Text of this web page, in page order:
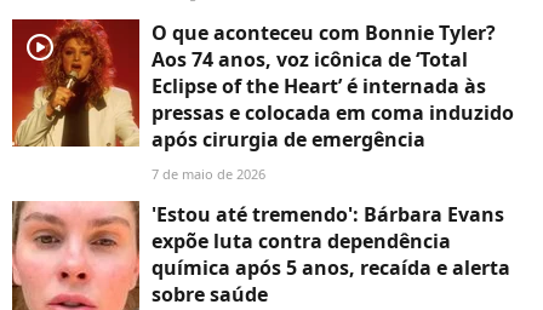
player2
O que aconteceu com Bonnie Tyler?
Aos 74 anos, voz icônica de ‘Total
Eclipse of the Heart’ é internada às
pressas e colocada em coma induzido
após cirurgia de emergência
7 de maio de 2026
'Estou até tremendo': Bárbara Evans
expõe luta contra dependência
química após 5 anos, recaída e alerta
sobre saúde